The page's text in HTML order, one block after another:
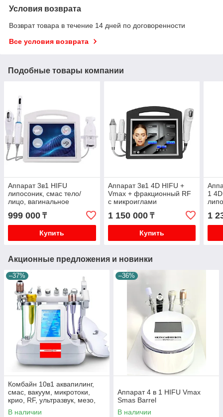
Условия возврата
Возврат товара в течение 14 дней по договоренности
Все условия возврата
Подобные товары компании
Аппарат 3в1 HIFU
липосоник, смас тело/
лицо, вагинальное
999 000 ₸
Купить
Аппарат 3в1 4D HIFU +
Vmax + фракционный RF
c микроиглами
1 150 000₸
Купить
1
1
Акционные предложения и новинки
–37%
Комбайн 10в1 аквапилинг,
смас, вакуум, микротоки,
крио, RF, ультразвук, мезо,
led маска
В наличии
–36%
Аппарат 4 в 1 HIFU Vmax
Smas Barrel
В наличии